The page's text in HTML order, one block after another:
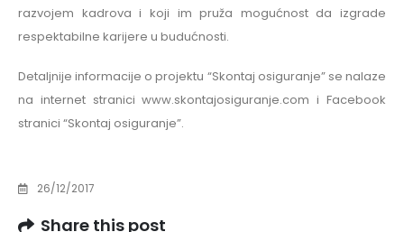
razvojem kadrova i koji im pruža mogućnost da izgrade
respektabilne karijere u budućnosti.
Detaljnije informacije o projektu “Skontaj osiguranje” se nalaze
na internet stranici www.skontajosiguranje.com i Facebook
stranici “Skontaj osiguranje”.
26/12/2017
Share this post